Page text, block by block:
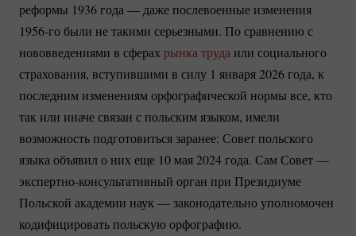
реформы 1936 года — даже послевоенные изменения
1956-го были не такими серьезными. По сравнению с
нововведениями в сферах рынка труда или социального
страхования, вступившими в силу 1 января 2026 года, к
последним изменениям орфографической нормы все, кто
так или иначе связан с польским языком, имели
возможность подготовиться заранее: Совет польского
языка объявил о них еще 10 мая 2024 года. Сам Совет —
экспертно-консультативный орган при Президиуме
Польской академии наук — законодательно уполномочен
кодифицировать польскую орфографию.